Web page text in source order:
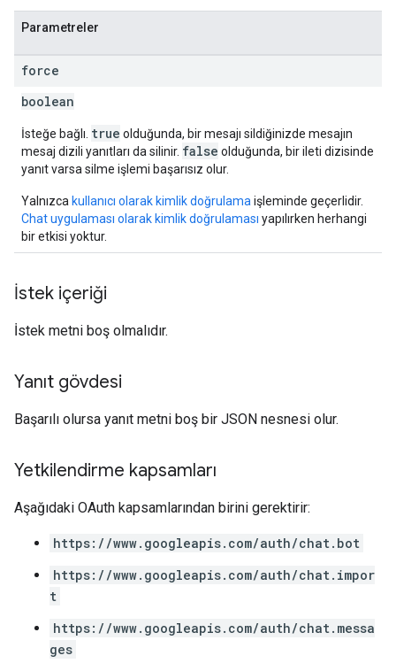
Parametreler
force
boolean
İsteğe bağlı. true olduğunda, bir mesajı sildiğinizde mesajın
mesaj dizili yanıtları da silinir. false olduğunda, bir ileti dizisinde
yanıt varsa silme işlemi başarısız olur.
Yalnızca kullanıcı olarak kimlik doğrulama işleminde geçerlidir.
Chat uygulaması olarak kimlik doğrulaması yapılırken herhangi
bir etkisi yoktur.
İstek içeriği
İstek metni boş olmalıdır.
Yanıt gövdesi
Başarılı olursa yanıt metni boş bir JSON nesnesi olur.
Yetkilendirme kapsamları
Aşağıdaki OAuth kapsamlarından birini gerektirir:
https://www.googleapis.com/auth/chat.bot
https://www.googleapis.com/auth/chat.impor
t
https://www.googleapis.com/auth/chat.messa
ges